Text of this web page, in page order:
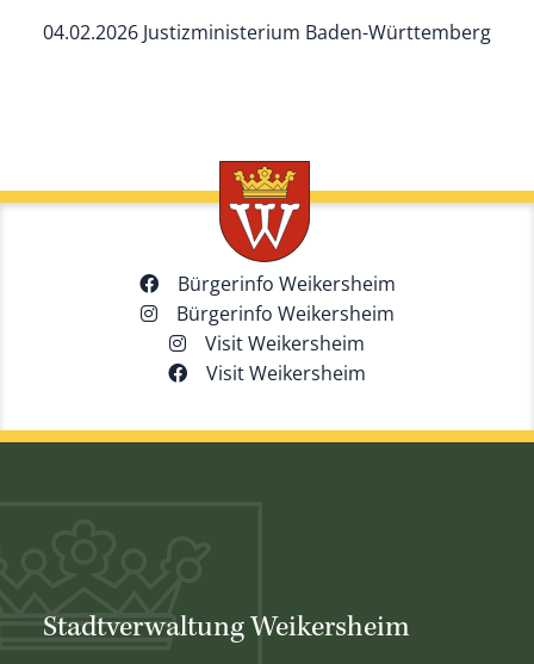
04.02.2026 Justizministerium Baden-Württemberg
Bürgerinfo Weikersheim
Bürgerinfo Weikersheim
Visit Weikersheim
Visit Weikersheim
Stadtverwaltung Weikersheim